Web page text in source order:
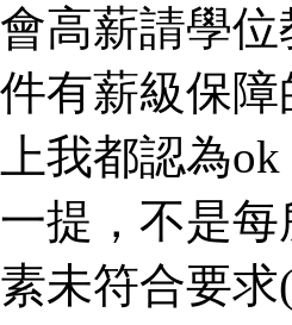
高薪請學
有薪級保
我都認為
提，不是
未符合要